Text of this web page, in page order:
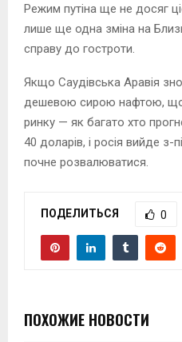
Режим путіна ще не досяг
лише ще одна зміна на
справу до гостроти.
Якщо Саудівська Аравія
дешевою сирою нафтою,
ринку — як багато хто
40 доларів, і росія вийде з-
почне розвалюватися.
ПОДЕЛИТЬСЯ 0
ПОХОЖИЕ НОВОСТИ